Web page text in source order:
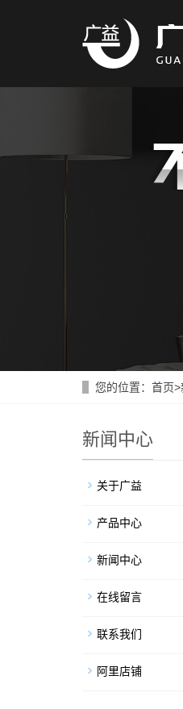
您的位置： 首页>
新闻中心
关于广益
产品中心
新闻中心
在线留言
联系我们
阿里店铺